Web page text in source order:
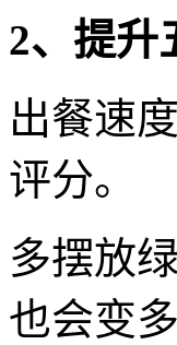
2、提升
出餐速
评分。
多摆放
也会变多